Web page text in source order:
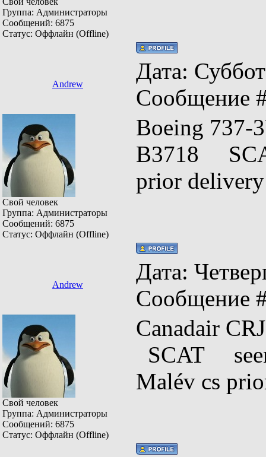
Группа: Администраторы
Сообщений: 6875
Статус: Оффлайн (Offline)
Andrew
Дата:
Сообщение
Свой человек
Группа: Администраторы
Сообщений: 6875
Статус: Оффлайн (Offline)
Boeing
B3718
prior
Andrew
Дата:
Сообщение
Свой человек
Группа: Администраторы
Сообщений: 6875
Статус: Оффлайн (Offline)
Canadair
SCAT
Malév cs